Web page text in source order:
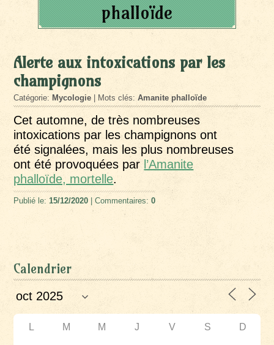
phalloïde
Alerte aux intoxications par les
champignons
Catégorie: Mycologie | Mots clés:Amanite phalloïde
Cet automne, de très nombreuses
intoxications par les champignons ont
été signalées, mais les plus nombreuses
ont été provoquées par l’Amanite
phalloïde, mortelle.
Publié le:15/12/2020 | Commentaires:0
Calendrier
L M M J V S D